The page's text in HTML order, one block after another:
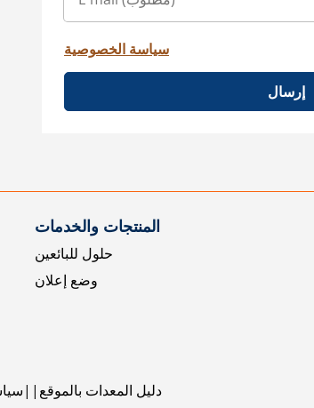
سياسة الخصوصية
إرسال
المنتجات والخدمات
حلول للبائعين
وضع إعلان
دليل المعدات بالموقع